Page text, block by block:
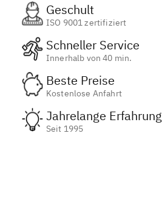
Geschult
ISO 9001 zertifiziert
Schneller Service
Innerhalb von 40 min.
Beste Preise
Kostenlose Anfahrt
Jahrelange Erfahrung
Seit 1995